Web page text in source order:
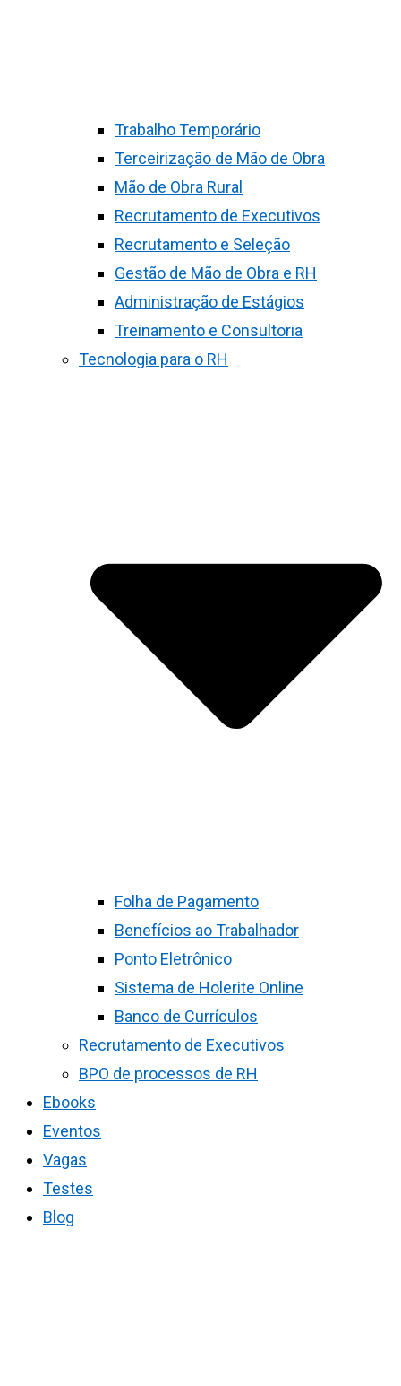
Trabalho Temporário
Terceirização de Mão de Obra
Mão de Obra Rural
Recrutamento de Executivos
Recrutamento e Seleção
Gestão de Mão de Obra e RH
Administração de Estágios
Treinamento e Consultoria
Tecnologia para o RH
Folha de Pagamento
Benefícios ao Trabalhador
Ponto Eletrônico
Sistema de Holerite Online
Banco de Currículos
Recrutamento de Executivos
BPO de processos de RH
Ebooks
Eventos
Vagas
Testes
Blog